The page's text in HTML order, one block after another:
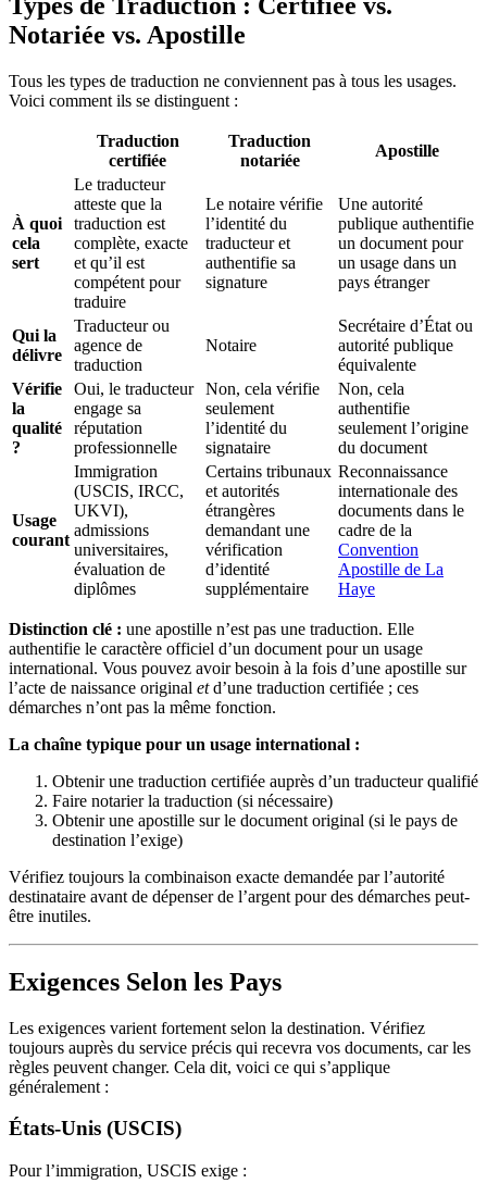
Notariée vs. Apostille
Tous les types de traduction ne conviennent pas à tous les usages.
Voici comment ils se distinguent :
Traduction
certifiée
Traduction
notariée
Apostille
À quoi
cela
sert
Le traducteur
atteste que la
traduction est
complète, exacte
et qu’il est
compétent pour
traduire
Le notaire vérifie
l’identité du
traducteur et
authentifie sa
signature
Une autorité
publique authentifie
un document pour
un usage dans un
pays étranger
Qui la
délivre
Traducteur ou
agence de
traduction
Notaire
Secrétaire d’État ou
autorité publique
équivalente
Vérifie
la
qualité
?
Oui, le traducteur
engage sa
réputation
professionnelle
Non, cela vérifie
seulement
l’identité du
signataire
Non, cela
authentifie
seulement l’origine
du document
Usage
courant
Immigration
(USCIS, IRCC,
UKVI),
admissions
universitaires,
évaluation de
diplômes
Certains tribunaux
et autorités
étrangères
demandant une
vérification
d’identité
supplémentaire
Reconnaissance
internationale des
documents dans le
cadre de la
Convention
Apostille de La
Haye
Distinction clé : une apostille n’est pas une traduction. Elle
authentifie le caractère officiel d’un document pour un usage
international. Vous pouvez avoir besoin à la fois d’une apostille sur
l’acte de naissance original etd’une traduction certifiée ; ces
démarches n’ont pas la même fonction.
La chaîne typique pour un usage international :
Obtenir une traduction certifiée auprès d’un traducteur qualifié
Faire notarier la traduction (si nécessaire)
Obtenir une apostille sur le document original (si le pays de
destination l’exige)
Vérifiez toujours la combinaison exacte demandée par l’autorité
destinataire avant de dépenser de l’argent pour des démarches peut-
être inutiles.
Exigences Selon les Pays
Les exigences varient fortement selon la destination. Vérifiez
toujours auprès du service précis qui recevra vos documents, car les
règles peuvent changer. Cela dit, voici ce qui s’applique
généralement :
États-Unis (USCIS)
Pour l’immigration, USCIS exige :